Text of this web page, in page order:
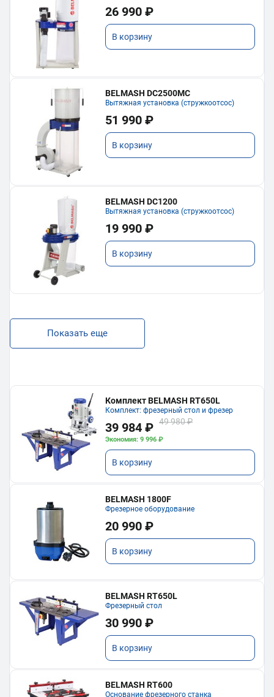
26 990 ₽
В корзину
BELMASH DC2500MC
Вытяжная установка (стружкоотсос)
51 990 ₽
В корзину
BELMASH DC1200
Вытяжная установка (стружкоотсос)
19 990 ₽
В корзину
Показать еще
Комплект BELMASH RT650L
Комплект: фрезерный стол и фрезер
39 984 ₽ 49 980 ₽
Экономия: 9 996 ₽
В корзину
BELMASH 1800F
Фрезерное оборудование
20 990 ₽
В корзину
BELMASH RT650L
Фрезерный стол
30 990 ₽
В корзину
BELMASH RT600
Основание фрезерного станка